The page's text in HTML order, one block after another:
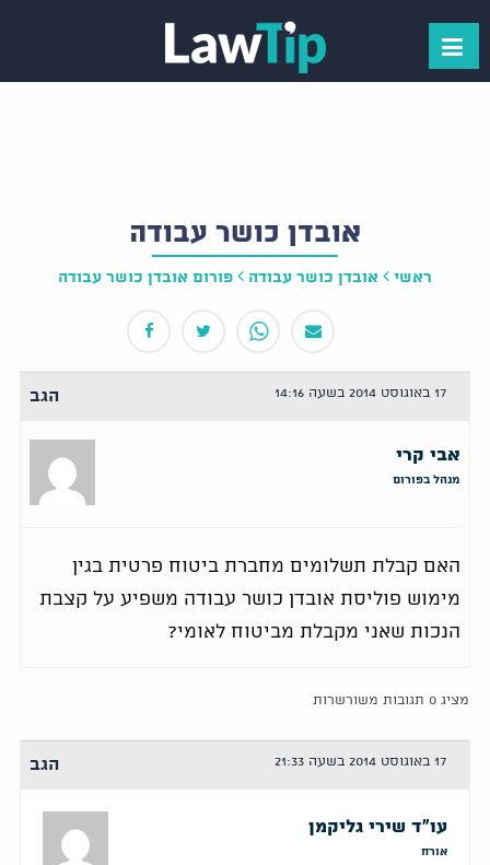
אובדן כושר עבודה
ראשי אובדן כושר עבודה פורום אובדן כושר עבודה
17 באוגוסט 2014 בשעה 14:16 הגב
אבי קרי
מנהל בפורום
האם קבלת תשלומים מחברת ביטוח פרטית בגין
מימוש פוליסת אובדן כושר עבודה משפיע על קצבת
הנכות שאני מקבלת מביטוח לאומי?
מציג 0 תגובות משורשרות
17 באוגוסט 2014 בשעה 21:33 הגב
עו"ד שירי גליקמן
אורח